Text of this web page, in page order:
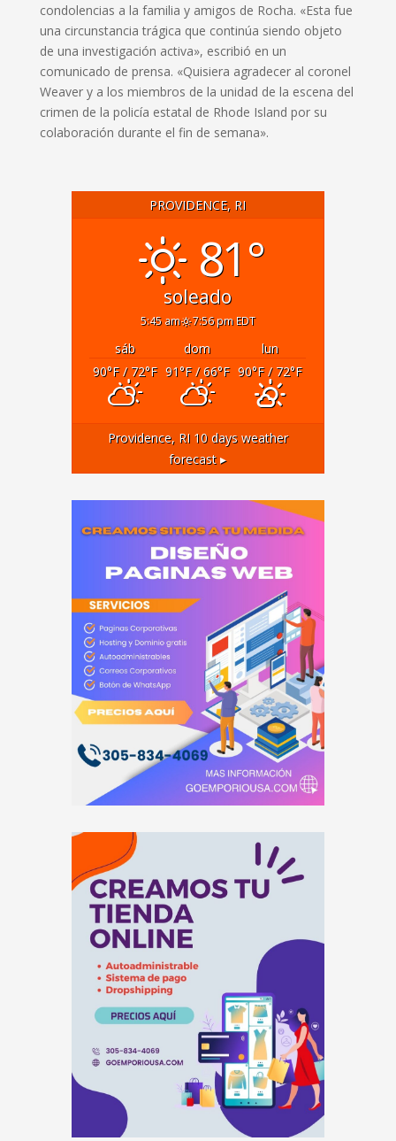
condolencias a la familia y amigos de Rocha. «Esta fue
una circunstancia trágica que continúa siendo objeto
de una investigación activa», escribió en un
comunicado de prensa. «Quisiera agradecer al coronel
Weaver y a los miembros de la unidad de la escena del
crimen de la policía estatal de Rhode Island por su
colaboración durante el fin de semana».
PROVIDENCE, RI
81°
soleado
5:45 am 7:56 pm EDT
sáb dom
lun
90°F/ 72°F 91°F/ 66°F 90°F/ 72°F
Providence, RI10 days weather
forecast ▸